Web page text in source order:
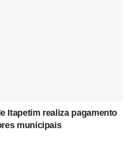
Itapetim realiza pagamento
municipais